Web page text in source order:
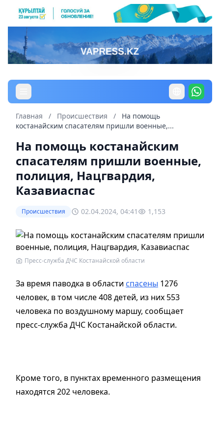
Главная / Происшествия /
На помощь
костанайским спасателям пришли военные,...
На помощь костанайским
спасателям пришли военные,
полиция, Нацгвардия,
Казавиаспас
Происшествия 02.04.2024, 04:41 1,153
Пресс-служба ДЧС Костанайской области
За время паводка в области спасены 1276
человек, в том числе 408 детей, из них 553
человека по воздушному маршу, сообщает
пресс-служба ДЧС Костанайской области.
Кроме того, в пунктах временного размещения
находятся 202 человека.